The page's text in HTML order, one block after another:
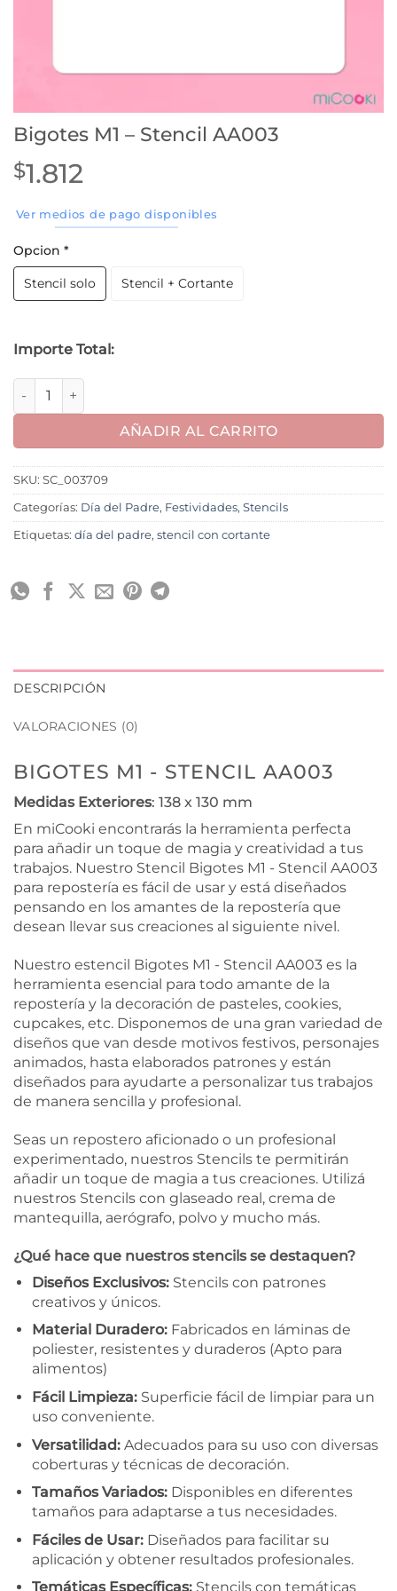
Bigotes M1 – Stencil AA003
$1.812
Ver medios de pago disponibles
Opcion *
Stencil solo Stencil + Cortante
Importe Total:
Bigotes M1 - Stencil AA003 cantidad
AÑADIR AL CARRITO
SKU: SC_003709
Categorías: Día del Padre, Festividades, Stencils
Etiquetas: día del padre, stencil con cortante
DESCRIPCIÓN
VALORACIONES (0)
BIGOTES M1 - STENCIL AA003
Medidas Exteriores: 138 x 130 mm
En miCooki encontrarás la herramienta perfecta
para añadir un toque de magia y creatividad a tus
trabajos. Nuestro Stencil Bigotes M1 - Stencil AA003
para repostería es fácil de usar y está diseñados
pensando en los amantes de la repostería que
desean llevar sus creaciones al siguiente nivel.
Nuestro estencil Bigotes M1 - Stencil AA003 es la
herramienta esencial para todo amante de la
repostería y la decoración de pasteles, cookies,
cupcakes, etc. Disponemos de una gran variedad de
diseños que van desde motivos festivos, personajes
animados, hasta elaborados patrones y están
diseñados para ayudarte a personalizar tus trabajos
de manera sencilla y profesional.
Seas un repostero aficionado o un profesional
experimentado, nuestros Stencils te permitirán
añadir un toque de magia a tus creaciones. Utilizá
nuestros Stencils con glaseado real, crema de
mantequilla, aerógrafo, polvo y mucho más.
¿Qué hace que nuestros stencils se destaquen?
Diseños Exclusivos:Stencils con patrones
creativos y únicos.
Material Duradero:Fabricados en láminas de
poliester, resistentes y duraderos (Apto para
alimentos)
Fácil Limpieza:Superficie fácil de limpiar para un
uso conveniente.
Versatilidad:Adecuados para su uso con diversas
coberturas y técnicas de decoración.
Tamaños Variados:Disponibles en diferentes
tamaños para adaptarse a tus necesidades.
Fáciles de Usar:Diseñados para facilitar su
aplicación y obtener resultados profesionales.
Temáticas Específicas:Stencils con temáticas